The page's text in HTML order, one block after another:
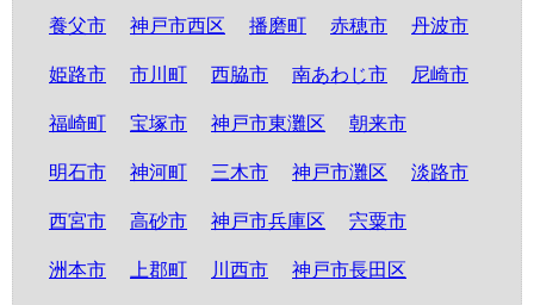
養父市
神戸市西区 播磨町 赤穂市 丹波市
姫路市 市川町 西脇市 南あわじ市 尼崎市
福崎町 宝塚市 神戸市東灘区 朝来市
明石市 神河町 三木市 神戸市灘区 淡路市
西宮市 高砂市 神戸市兵庫区 宍粟市
洲本市 上郡町 川西市 神戸市長田区